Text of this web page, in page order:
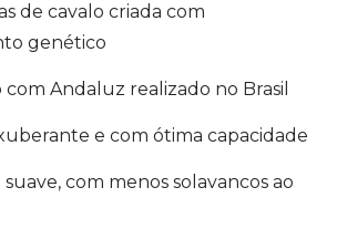
de cavalo criada com
genético
Andaluz realizado no Brasil
e com ótima capacidade
com menos solavancos ao